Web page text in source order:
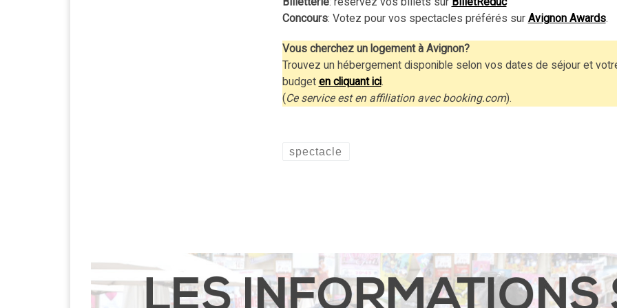
Concours: Votez pour vos spectacles préférés sur Avignon Awards.
Vous cherchez un logement à Avignon?
Trouvez un hébergement disponible selon vos dates de séjour et
budget en cliquant ici.
(Ce service est en affiliation avec booking.com).
spectacle